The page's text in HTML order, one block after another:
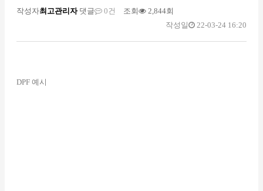
작성자최고관리자 댓글 0건 조회
2,844회
작성일
22-03-24 16:20
DPF 예시